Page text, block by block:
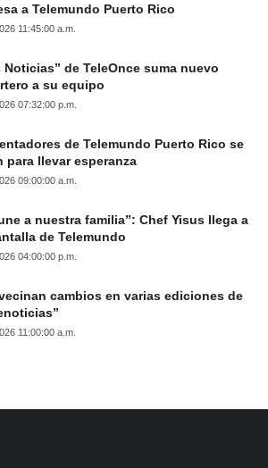
a Telemundo Puerto Rico
11:45:00 a.m.
Noticias” de TeleOnce suma nuevo
a su equipo
07:32:00 p.m.
de Telemundo Puerto Rico se
para llevar esperanza
09:00:00 a.m.
a nuestra familia”: Chef Yisus llega a
de Telemundo
04:00:00 p.m.
cambios en varias ediciones de
11:00:00 a.m.